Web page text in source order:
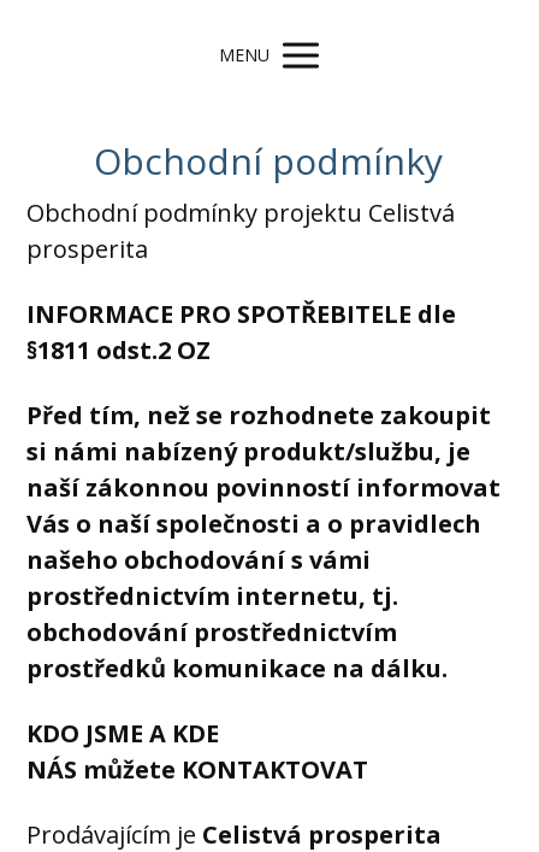
MENU
Obchodní podmínky
Obchodní podmínky projektu Celistvá
prosperita
INFORMACE PRO SPOTŘEBITELE dle
§1811 odst.2 OZ
Před tím, než se rozhodnete zakoupit
si námi nabízený produkt/službu, je
naší zákonnou povinností informovat
Vás o naší společnosti a o pravidlech
našeho obchodování s vámi
prostřednictvím internetu, tj.
obchodování prostřednictvím
prostředků komunikace na dálku.
KDO JSME A KDE
NÁS můžete KONTAKTOVAT
Prodávajícím je Celistvá prosperita